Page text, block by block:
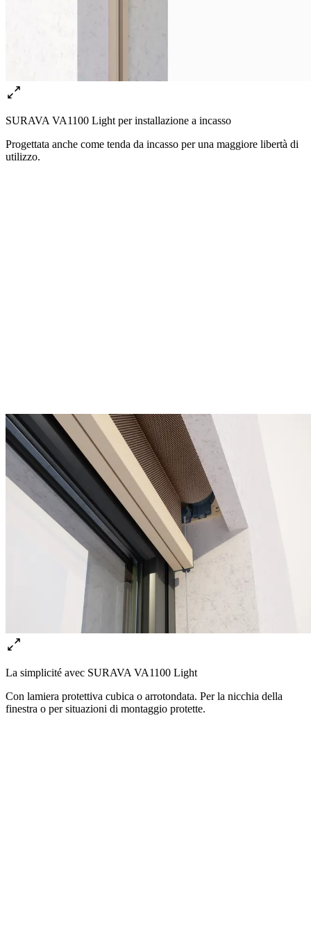
SURAVA VA1100 Light per installazione a incasso
Progettata anche come tenda da incasso per una maggiore libertà di
utilizzo.
La simplicité avec SURAVA VA1100 Light
Con lamiera protettiva cubica o arrotondata. Per la nicchia della
finestra o per situazioni di montaggio protette.